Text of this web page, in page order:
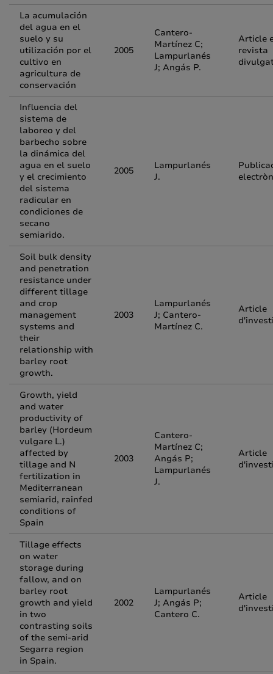
La acumulación
del agua en el
suelo y su
utilización por el
cultivo en
agricultura de
conservación
2005
Cantero-
Martínez C;
Lampurlanés
J; Angás P.
Article
revista
Influencia del
sistema de
laboreo y del
barbecho sobre
la dinámica del
agua en el suelo
y el crecimiento
del sistema
radicular en
condiciones de
secano
semiarido.
2005
Lampurlanés
J.
Soil bulk density
and penetration
resistance under
different tillage
and crop
management
systems and
their
relationship with
barley root
growth.
2003
Lampurlanés
J; Cantero-
Martínez C.
Article
Growth, yield
and water
productivity of
barley (Hordeum
vulgare L.)
affected by
tillage and N
fertilization in
Mediterranean
semiarid, rainfed
conditions of
Spain
2003
Cantero-
Martínez C;
Angás P;
Lampurlanés
J.
Article
Tillage effects
on water
storage during
fallow, and on
barley root
growth and yield
in two
contrasting soils
of the semi-arid
Segarra region
in Spain.
2002
Lampurlanés
J; Angás P;
Cantero C.
Article